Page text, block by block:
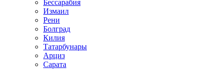
Бессарабия
Измаил
Рени
Болград
Килия
Татарбунары
Арциз
Сарата